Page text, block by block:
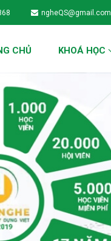
ngheQS@gmail.com
CHỦ KHOÁ HỌC